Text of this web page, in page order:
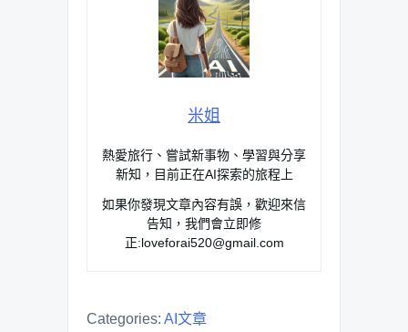
米姐
熱愛旅行、嘗試新事物、學習與分享
新知，目前正在AI探索的旅程上
如果你發現文章內容有誤，歡迎來信
告知，我們會立即修
正:loveforai520@gmail.com
Categories: AI文章